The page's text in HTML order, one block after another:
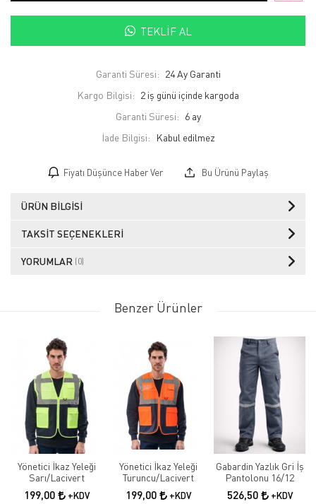
TEKLIF AL
Garanti Süresi: 24 Ay Garanti
Kargo Bilgisi: 2 iş günü içinde kargoda
Garanti Süresi: 6 ay
İade Bilgisi:
Fiyatı Düşünce Haber Ver Bu Ürünü Paylaş
ÜRÜN BILGISI
TAKSIT SEÇENEKLERI
YORUMLAR (0)
Benzer Ürünler
Yönetici İkaz Yeleği
Sarı/Lacivert
199,00 +KDV
Yönetici İkaz Yeleği
Turuncu/Lacivert
199,00 +KDV
Gabardin Yazlık Gri İş
Pantolonu 16/12
526,50 +KDV